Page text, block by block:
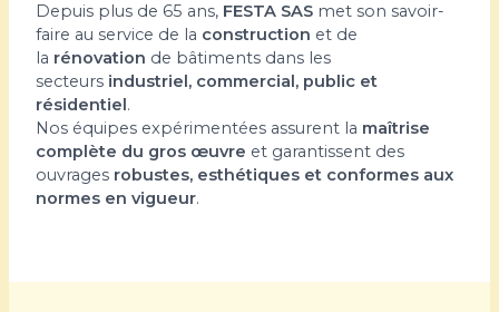
Depuis plus de 65 ans, FESTA SASmet son savoir-
faire au service de la construction et de
la rénovation de bâtiments dans les
secteurs industriel, commercial, public et
résidentiel .
Nos équipes expérimentées assurent la maîtrise
complète du gros œuvre et garantissent des
ouvrages robustes, esthétiques et conformes aux
normes en vigueur.